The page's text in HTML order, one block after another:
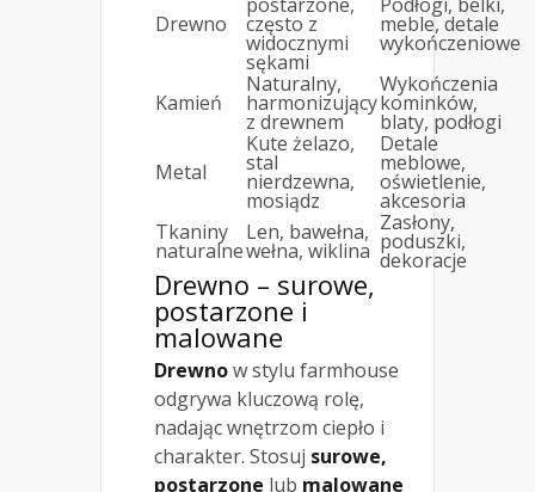
Drewno często z
widocznymi
sękami
meble, detale
wykończeniowe
Kamień
Naturalny,
harmonizujący
z drewnem
Wykończenia
kominków,
blaty, podłogi
Metal
Kute żelazo,
stal
nierdzewna,
mosiądz
Detale
meblowe,
oświetlenie,
akcesoria
Tkaniny
naturalne
Len, bawełna,
wełna, wiklina
Zasłony,
poduszki,
dekoracje
Drewno – surowe,
postarzone i
malowane
Drewnow stylu farmhouse
odgrywa kluczową rolę,
nadając wnętrzom ciepło i
charakter. Stosuj surowe,
postarzone lub malowane